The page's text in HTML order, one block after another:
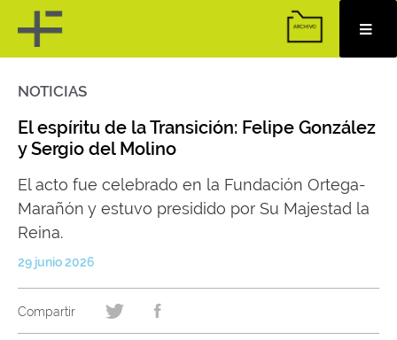
Skip
content
NOTICIAS
El espíritu de la Transición: Felipe González
y Sergio del Molino
El acto fue celebrado en la Fundación Ortega-
Marañón y estuvo presidido por Su Majestad la
Reina.
29 junio 2026